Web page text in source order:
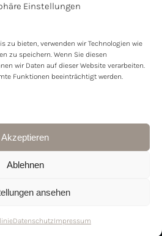
Einstellungen
zu bieten, verwenden wir Technologien wie
zu speichern. Wenn Sie diesen
wir Daten auf dieser Website verarbeiten.
Funktionen beeinträchtigt werden.
Akzeptieren
Ablehnen
ansehen
DatenschutzImpressum
Schweiz
Invest GmbH